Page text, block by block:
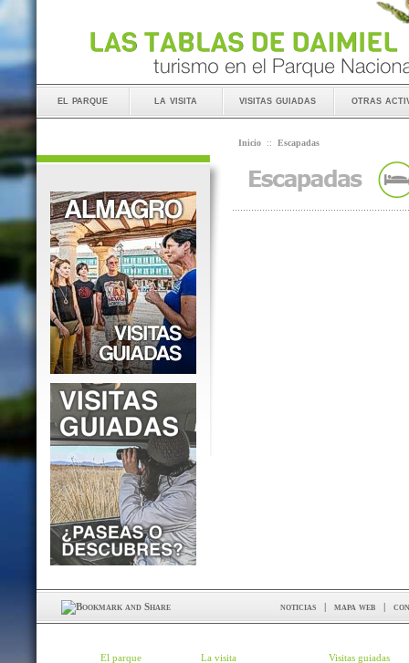
el parque la visita visitas guiadas otras
Inicio :: Escapadas
noticias | mapa web |
El parque La visita Visitas guiadas